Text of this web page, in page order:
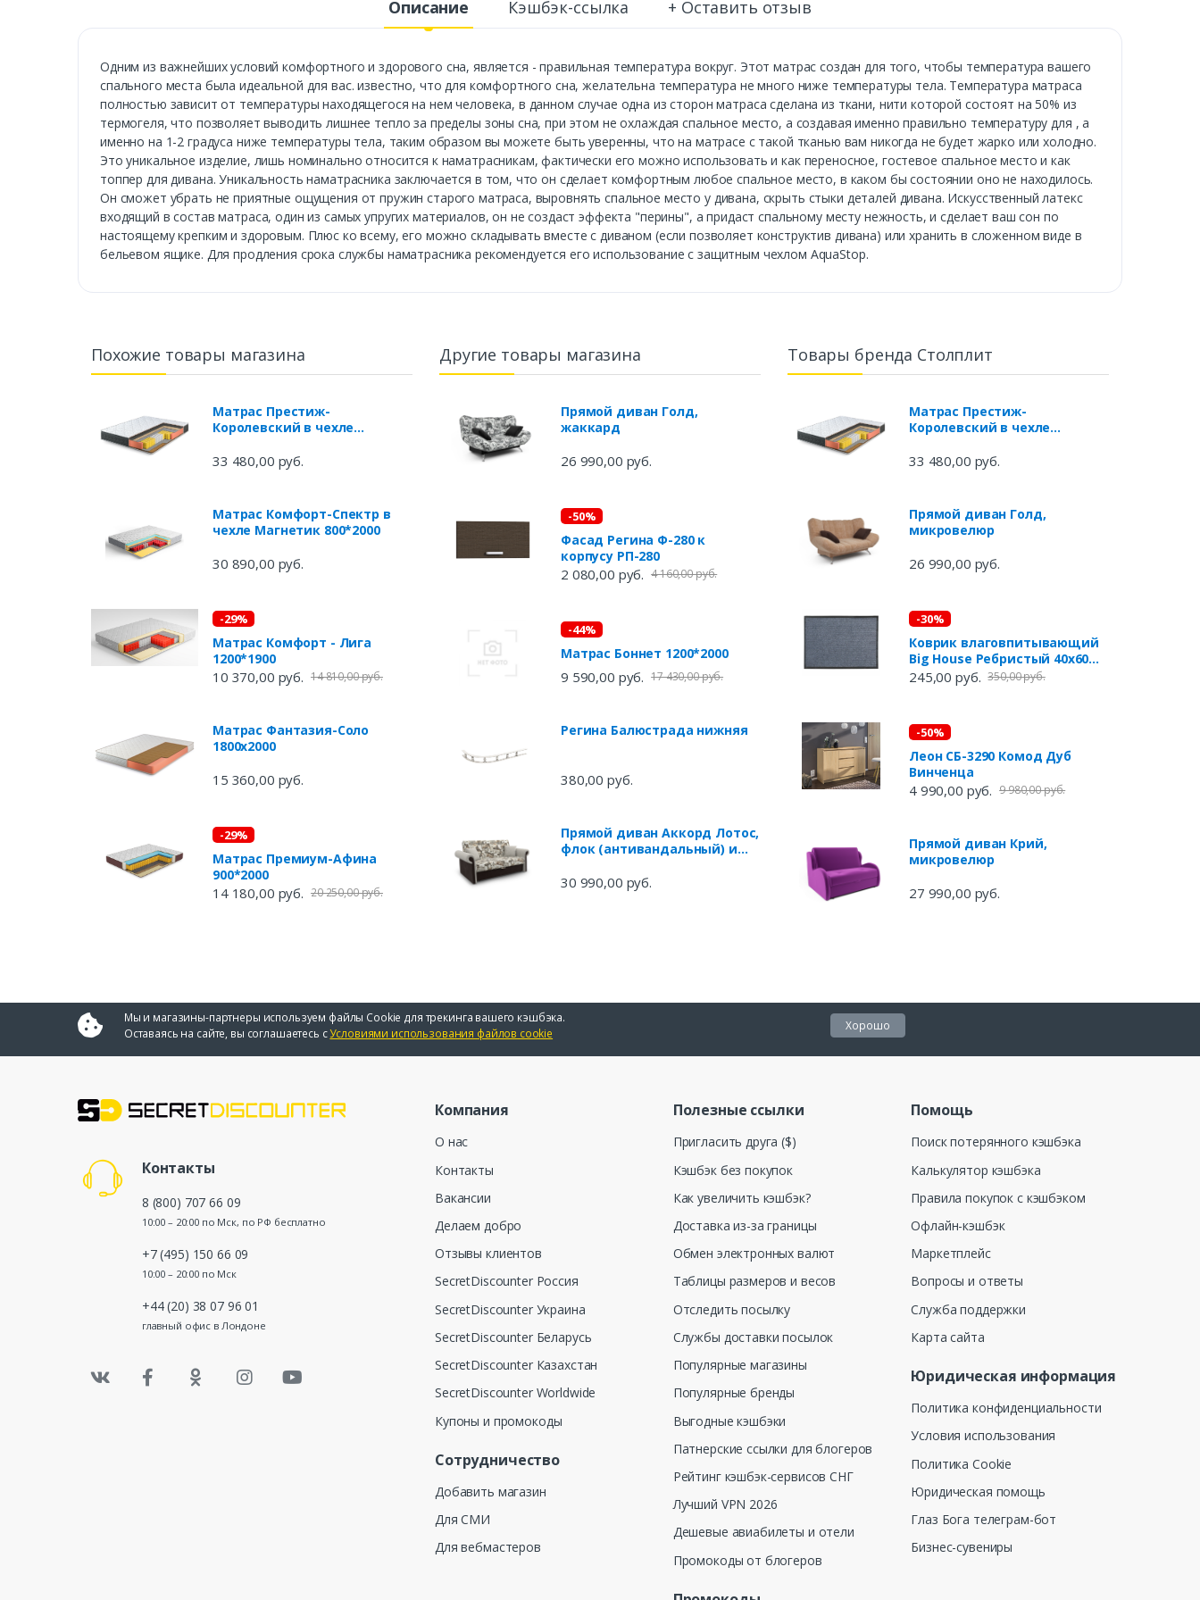
Описание Кэшбэк-ссылка + Оставить отзыв
Одним из важнейших условий комфортного и здорового сна, является - правильная температура вокруг. Этот матрас создан для того, чтобы температура вашего
спального места была идеальной для вас. известно, что для комфортного сна, желательна температура не много ниже температуры тела. Температура матраса
полностью зависит от температуры находящегося на нем человека, в данном случае одна из сторон матраса сделана из ткани, нити которой состоят на 50% из
термогеля, что позволяет выводить лишнее тепло за пределы зоны сна, при этом не охлаждая спальное место, а создавая именно правильно температуру для , а
именно на 1-2 градуса ниже температуры тела, таким образом вы можете быть уверенны, что на матрасе с такой тканью вам никогда не будет жарко или холодно.
Это уникальное изделие, лишь номинально относится к наматрасникам, фактически его можно использовать и как переносное, гостевое спальное место и как
топпер для дивана. Уникальность наматрасника заключается в том, что он сделает комфортным любое спальное место, в каком бы состоянии оно не находилось.
Он сможет убрать не приятные ощущения от пружин старого матраса, выровнять спальное место у дивана, скрыть стыки деталей дивана. Искусственный латекс
входящий в состав матраса, один из самых упругих материалов, он не создаст эффекта "перины", а придаст спальному месту нежность, и сделает ваш сон по
настоящему крепким и здоровым. Плюс ко всему, его можно складывать вместе с диваном (если позволяет конструктив дивана) или хранить в сложенном виде в
бельевом ящике. Для продления срока службы наматрасника рекомендуется его использование с защитным чехлом AquaStop.
Похожие товары магазина
Матрас Престиж-
Королевский в чехле
33 480,00 руб.
Матрас Комфорт-Спектр в
чехле Магнетик 800*2000
30 890,00 руб.
-29%
Матрас Комфорт - Лига
1200*1900
10 370,00 руб. 14 810,00 руб.
Матрас Фантазия-Соло
1800х2000
15 360,00 руб.
-29%
Матрас Премиум-Афина
900*2000
14 180,00 руб. 20 250,00 руб.
Другие товары магазина
Прямой диван Голд,
жаккард
26 990,00 руб.
-50%
Фасад Регина Ф-280 к
корпусу РП-280
2 080,00 руб. 4 160,00 руб.
-44%
Матрас Боннет 1200*2000
9 590,00 руб. 17 430,00 руб.
Регина Балюстрада нижняя
380,00 руб.
Прямой диван Аккорд Лотос,
флок (антивандальный) и
30 990,00 руб.
Товары бренда Столплит
Матрас Престиж-
Королевский в чехле
33 480,00 руб.
Прямой диван Голд,
микровелюр
26 990,00 руб.
-30%
Коврик влаговпитывающий
Big House Ребристый 40x60
см
245,00 руб. 350,00 руб.
-50%
Леон СБ-3290 Комод Дуб
Винченца
4 990,00 руб. 9 980,00 руб.
Прямой диван Крий,
микровелюр
27 990,00 руб.
Мы и магазины-партнеры используем файлы Cookie для трекинга вашего кэшбэка.
Оставаясь на сайте, вы соглашаетесь сУсловиями использования файлов cookie
Хорошо
Контакты
8 (800) 707 66 09
10:00 – 20:00 по Мск, по РФ бесплатно
+7 (495) 150 66 09
10:00 – 20:00 по Мск
+44 (20) 38 07 96 01
главный офис в Лондоне
Компания
О нас
Контакты
Вакансии
Делаем добро
Отзывы клиентов
SecretDiscounter Россия
SecretDiscounter Украина
SecretDiscounter Беларусь
SecretDiscounter Казахстан
SecretDiscounter Worldwide
Купоны и промокоды
Сотрудничество
Добавить магазин
Для СМИ
Для вебмастеров
Полезные ссылки
Пригласить друга ($)
Кэшбэк без покупок
Как увеличить кэшбэк?
Доставка из-за границы
Обмен электронных валют
Таблицы размеров и весов
Отследить посылку
Службы доставки посылок
Популярные магазины
Популярные бренды
Выгодные кэшбэки
Патнерские ссылки для блогеров
Рейтинг кэшбэк-сервисов СНГ
Лучший VPN 2026
Дешевые авиабилеты и отели
Промокоды от блогеров
Помощь
Поиск потерянного кэшбэка
Калькулятор кэшбэка
Правила покупок с кэшбэком
Офлайн-кэшбэк
Маркетплейс
Вопросы и ответы
Служба поддержки
Карта сайта
Юридическая информация
Политика конфиденциальности
Условия использования
Политика Cookie
Юридическая помощь
Глаз Бога телеграм-бот
Бизнес-сувениры